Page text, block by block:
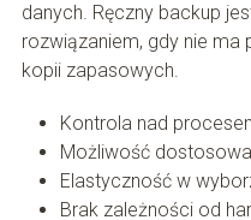
danych. Ręczny backup
rozwiązaniem, gdy nie
kopii zapasowych.
Kontrola nad
Możliwość
Elastyczność w
Brak zależności od